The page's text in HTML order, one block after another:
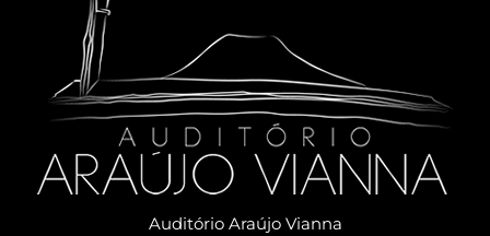
Auditório Araújo Vianna